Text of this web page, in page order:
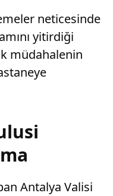
neticesinde
yitirdiği
müdahalenin
Antalya Valisi